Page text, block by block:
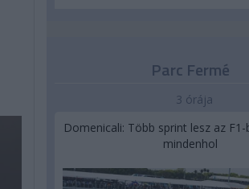
Parc Fermé
3 órája
Domenicali: Több sprint lesz az
mindenhol